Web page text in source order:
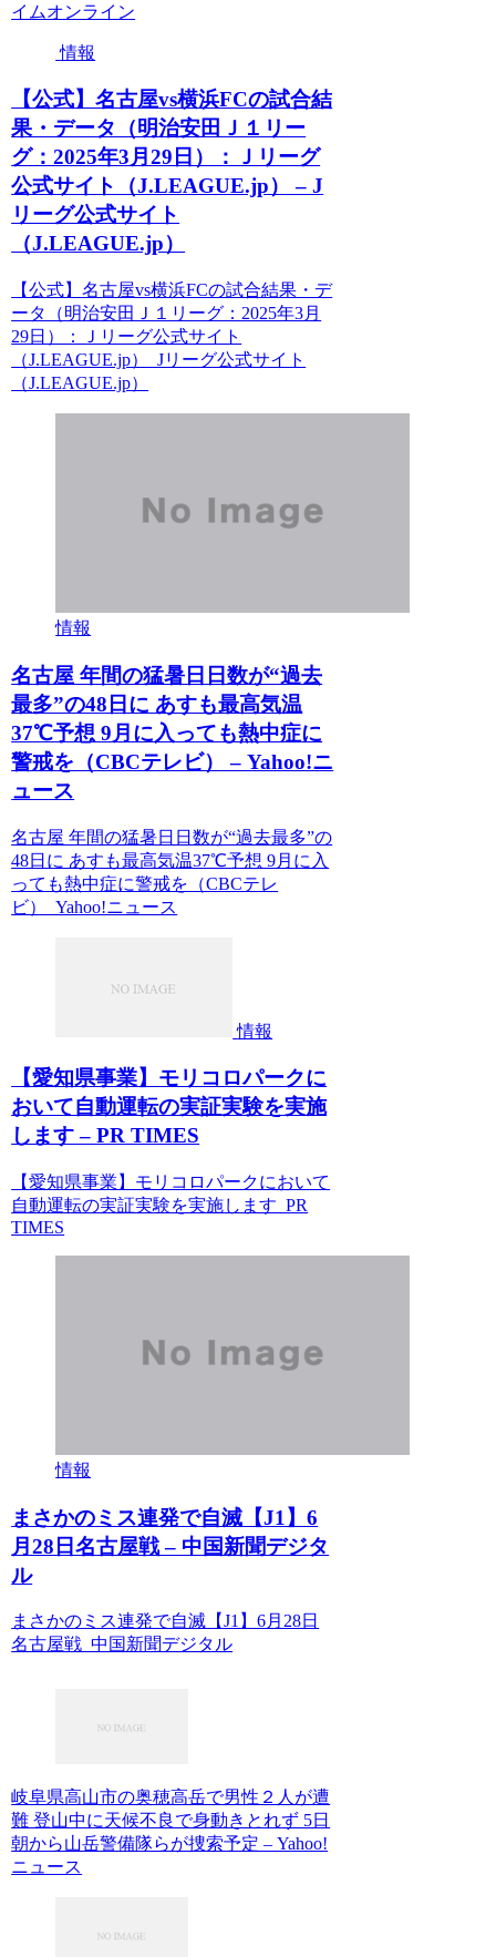
イムオンライン
情報
【公式】名古屋vs横浜FCの試合結
果・データ（明治安田Ｊ１リー
グ：2025年3月29日）：Ｊリーグ
公式サイト（J.LEAGUE.jp） – J
リーグ公式サイト
（J.LEAGUE.jp）
【公式】名古屋vs横浜FCの試合結果・デ
ータ（明治安田Ｊ１リーグ：2025年3月
29日）：Ｊリーグ公式サイト
（J.LEAGUE.jp） Jリーグ公式サイト
（J.LEAGUE.jp）
情報
名古屋 年間の猛暑日日数が“過去
最多”の48日に あすも最高気温
37℃予想 9月に入っても熱中症に
警戒を（CBCテレビ） – Yahoo!ニ
ュース
名古屋 年間の猛暑日日数が“過去最多”の
48日に あすも最高気温37℃予想 9月に入
っても熱中症に警戒を（CBCテレ
ビ） Yahoo!ニュース
情報
【愛知県事業】モリコロパークに
おいて自動運転の実証実験を実施
します – PR TIMES
【愛知県事業】モリコロパークにおいて
自動運転の実証実験を実施します PR
TIMES
情報
まさかのミス連発で自滅【J1】6
月28日名古屋戦 – 中国新聞デジタ
ル
まさかのミス連発で自滅【J1】6月28日
名古屋戦 中国新聞デジタル
岐阜県高山市の奥穂高岳で男性２人が遭
難 登山中に天候不良で身動きとれず 5日
朝から山岳警備隊らが捜索予定 – Yahoo!
ニュース